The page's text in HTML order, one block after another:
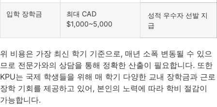
입학 장학금
최대 CAD
$1,000~5,000
성적 우수자 선발 지
급
위 비용은 가장 최신 학기 기준으로, 매년 소폭 변동될 수 있으
므로 전문가와의 상담을 통해 정확한 산출이 필요합니다. 또한
KPU는 국제 학생들을 위해 매 학기 다양한 교내 장학금과 근로
장학 기회를 제공하고 있어, 본인의 노력에 따라 학비 절감이
가능합니다.